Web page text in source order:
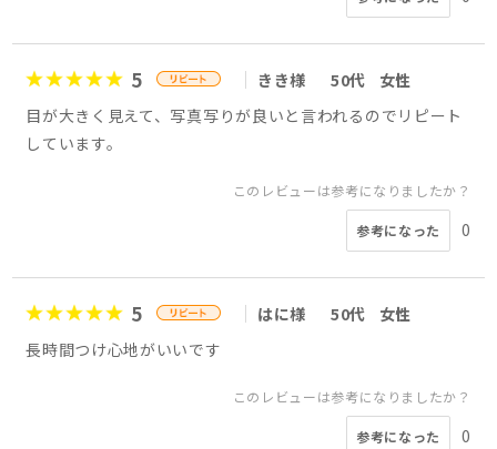
5 きき様 50代
女性
目が大きく見えて、写真写りが良いと言われるのでリピート
しています。
このレビューは参考になりましたか？
参考になった 0
5 はに様 50代
女性
長時間つけ心地がいいです
このレビューは参考になりましたか？
参考になった 0